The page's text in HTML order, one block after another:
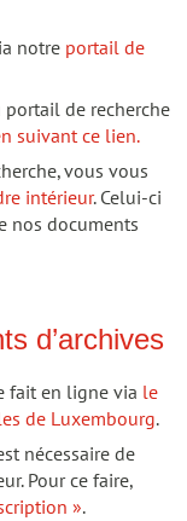
notre portail de
portail de recherche
suivant ce lien.
vous vous
intérieur. Celui-ci
nos documents
d’archives
fait en ligne via le
de Luxembourg.
nécessaire de
Pour ce faire,
».